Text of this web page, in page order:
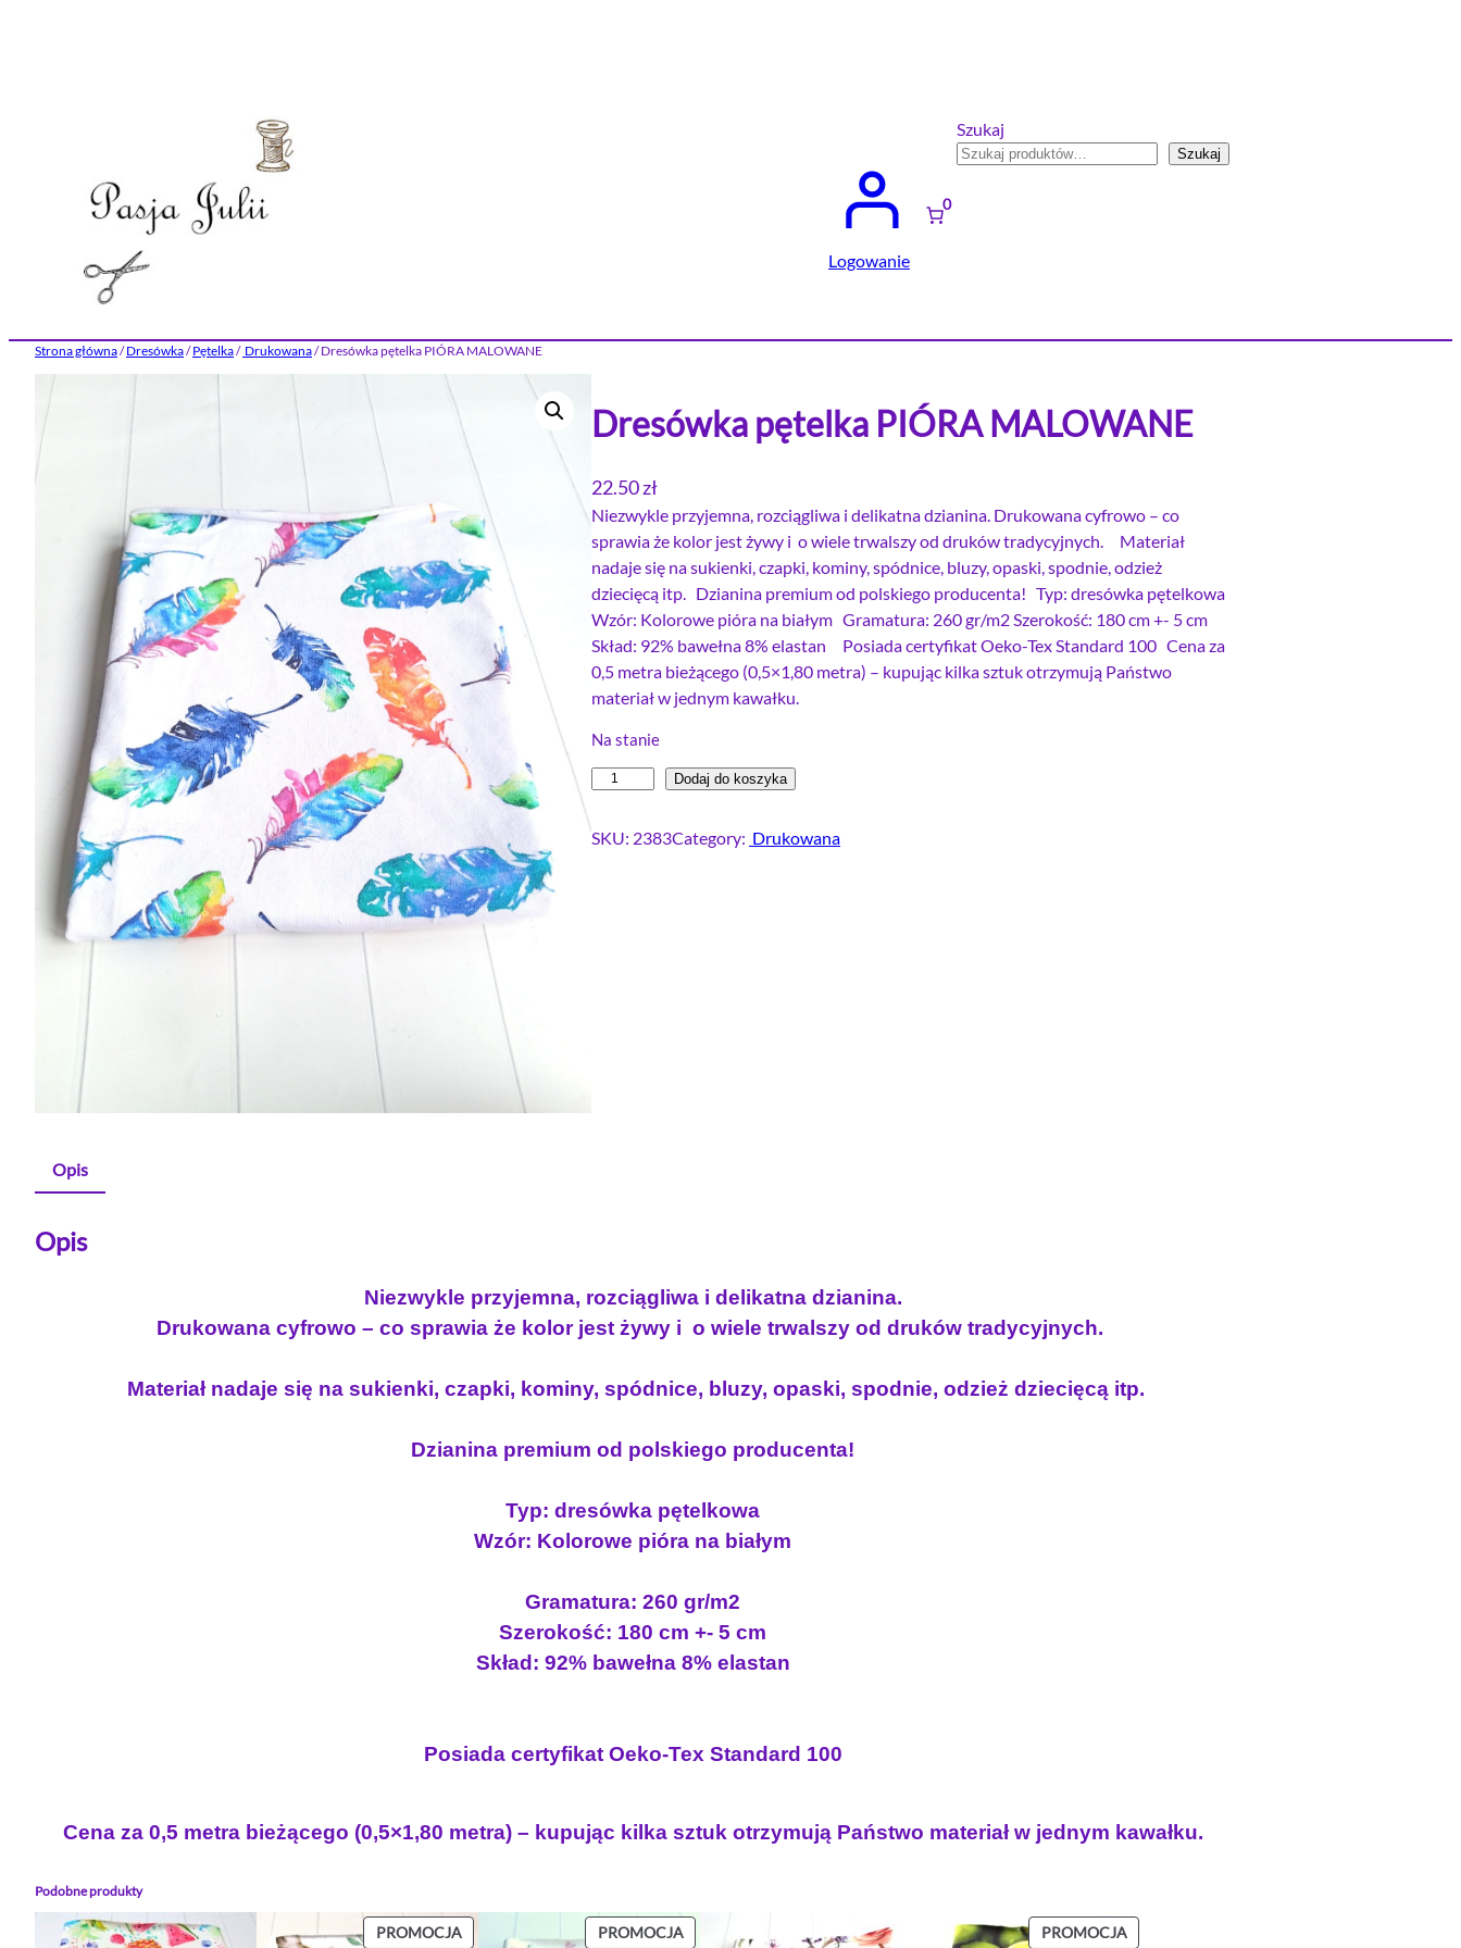
Logowanie
0
Szukaj
Szukaj
Strona główna/Dresówka/Pętelka/ Drukowana/ Dresówka pętelka PIÓRA MALOWANE
Dresówka pętelka PIÓRA MALOWANE
22.50zł
Niezwykle przyjemna, rozciągliwa i delikatna dzianina. Drukowana cyfrowo – co
sprawia że kolor jest żywy i o wiele trwalszy od druków tradycyjnych. Materiał
nadaje się na sukienki, czapki, kominy, spódnice, bluzy, opaski, spodnie, odzież
dziecięcą itp. Dzianina premium od polskiego producenta! Typ: dresówka pętelkowa
Wzór: Kolorowe pióra na białym Gramatura: 260 gr/m2 Szerokość: 180 cm +- 5 cm
Skład: 92% bawełna 8% elastan Posiada certyfikat Oeko-Tex Standard 100 Cena za
0,5 metra bieżącego (0,5×1,80 metra) – kupując kilka sztuk otrzymują Państwo
materiał w jednym kawałku.
Na stanie
o
P
I
A
A
O
W
E
Dodaj do koszyka
SKU: 2383Category: Drukowana
Opis
Opis
Niezwykle przyjemna, rozciągliwa i delikatna dzianina.
Drukowana cyfrowo – co sprawia że kolor jest żywy i o wiele trwalszy od druków tradycyjnych.
Materiał nadaje się na sukienki, czapki, kominy, spódnice, bluzy, opaski, spodnie, odzież dziecięcą itp.
Dzianina premium od polskiego producenta!
Typ: dresówka pętelkowa
Wzór: Kolorowe pióra na białym
Gramatura: 260 gr/m2
Szerokość: 180 cm +- 5 cm
Skład: 92% bawełna 8% elastan
Posiada certyfikat Oeko-Tex Standard 100
Cena za 0,5 metra bieżącego (0,5×1,80 metra) – kupując kilka sztuk otrzymują Państwo materiał w jednym kawałku.
Podobne produkty
PROMOCJAPRODUKT
PROMOCJAPRODUKT
PROMOCJAPRODUKT